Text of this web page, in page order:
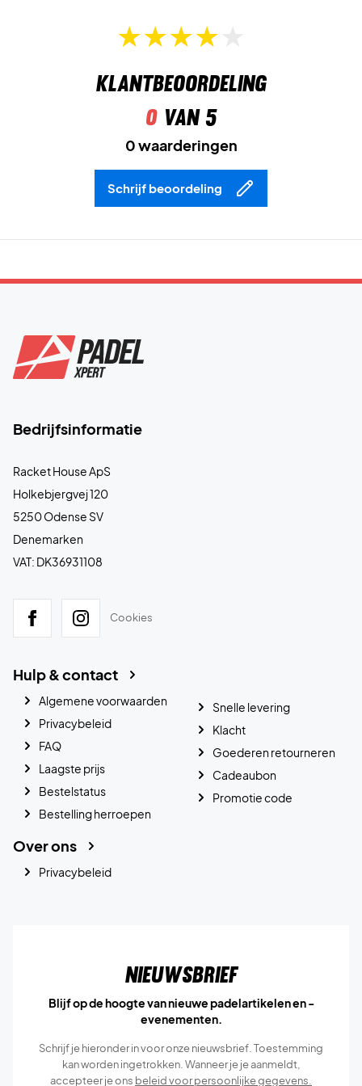
Klantbeoordeling
0van 5
0 waarderingen
Schrijf beoordeling
Bedrijfsinformatie
Racket House ApS
Holkebjergvej 120
5250 Odense SV
Denemarken
VAT: DK36931108
Cookies
Hulp & contact
Algemene voorwaarden
Privacybeleid
FAQ
Laagste prijs
Bestelstatus
Bestelling herroepen
Snelle levering
Klacht
Goederen retourneren
Cadeaubon
Promotie code
Over ons
Privacybeleid
Nieuwsbrief
Blijf op de hoogte van nieuwe padelartikelen en -
evenementen.
Schrijf je hieronder in voor onze nieuwsbrief. Toestemming
kan worden ingetrokken. Wanneer je je aanmeldt,
accepteer je ons beleid voor persoonlijke gegevens.